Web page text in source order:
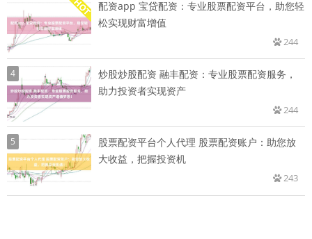
配资app 宝贷配资：专业股票配资平台，助您轻
松实现财富增值
244
4
炒股炒股配资 融丰配资：专业股票配资服务，
助力投资者实现资产
244
5
股票配资平台个人代理 股票配资账户：助您放
大收益，把握投资机
243